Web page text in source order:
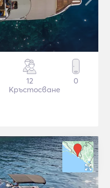
12
Кръстосване
0